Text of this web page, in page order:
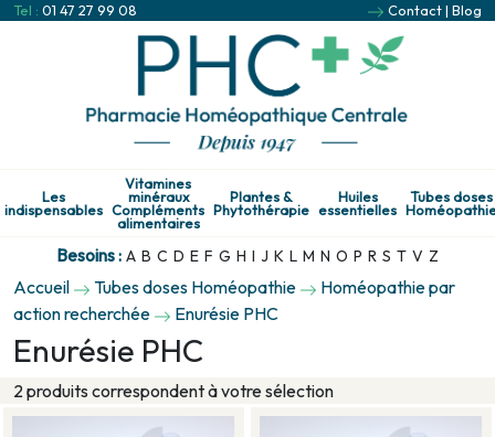
Tel : 01 47 27 99 08 Contact| Blog
Les
indispensables
Vitamines
minéraux
Compléments
alimentaires
Plantes &
Phytothérapie
Huiles
essentielles
Tubes doses
Besoins : A B C D E F G H I J K L M N O P R S T V Z
Accueil Tubes doses Homéopathie
Homéopathie par
action recherchée
Enurésie PHC
Enurésie PHC
2 produits correspondent à votre sélection